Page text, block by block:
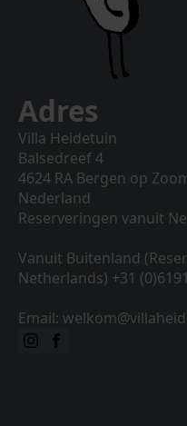
Adres
Villa Heidetuin
Balsedreef 4
4624 RA Bergen op
Nederland
Reserveringen vanuit
Vanuit Buitenland
Netherlands) +31
Email: